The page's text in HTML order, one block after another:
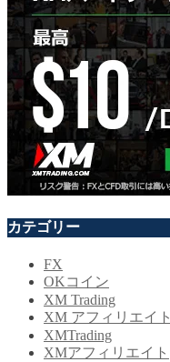
カテゴリー
FX
OKコイン
XM Trading
XM アフィリエイト
XMTrading
XMアフィリエイト